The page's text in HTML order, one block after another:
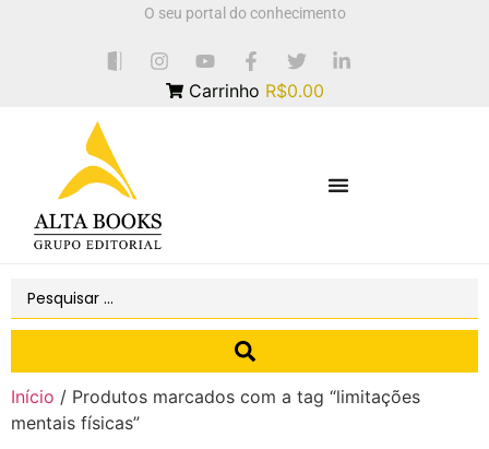
O seu portal do conhecimento
Carrinho R$0.00
Início / Produtos marcados com a tag “limitações
mentais físicas”